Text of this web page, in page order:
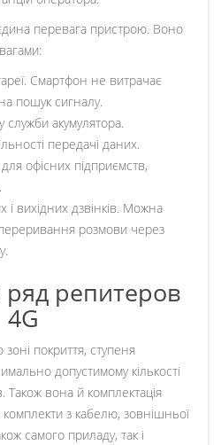
перевага пристрою. Воно
Смартфон не витрачає
пошук сигналу.
акумулятора.
передачі даних.
офісних підприємств,
і вихідних дзвінків. Можна
розмови через
репитеров
4G
зоні покриття, ступеня
допустимому кількості
Також вона й комплектація
з кабелю, зовнішньої
самого приладу, так і